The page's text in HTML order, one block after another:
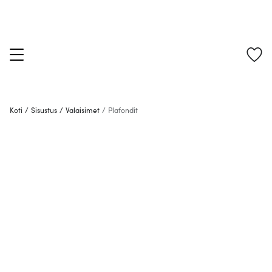
Koti / Sisustus / Valaisimet / Plafondit